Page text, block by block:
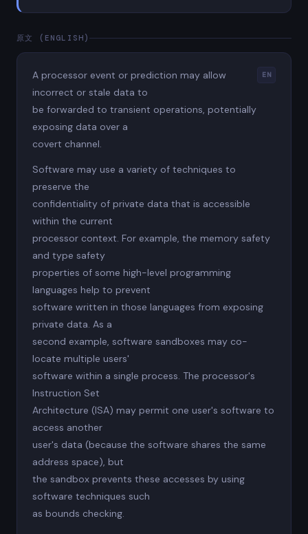
原文 (ENGLISH)
EN
A processor event or prediction may allow
incorrect or stale data to
be forwarded to transient operations, potentially
exposing data over a
covert channel.
Software may use a variety of techniques to
preserve the
confidentiality of private data that is accessible
within the current
processor context. For example, the memory safety
and type safety
properties of some high-level programming
languages help to prevent
software written in those languages from exposing
private data. As a
second example, software sandboxes may co-
locate multiple users'
software within a single process. The processor's
Instruction Set
Architecture (ISA) may permit one user's software to
access another
user's data (because the software shares the same
address space), but
the sandbox prevents these accesses by using
software techniques such
as bounds checking.